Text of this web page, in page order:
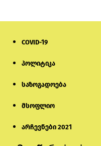
COVID-19
პოლიტიკა
საზოგადოება
მსოფლიო
არჩევნები 2021